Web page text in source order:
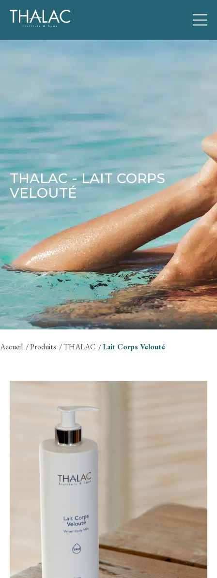
THALAC - LAIT CORPS
VELOUTÉ
Accueil Produits THALAC Lait Corps Velouté